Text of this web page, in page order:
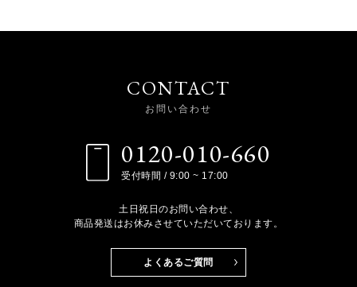
CONTACT
お問い合わせ
0120-010-660
受付時間 / 9:00 ~ 17:00
土日祝日のお問い合わせ、
商品発送はお休みさせていただいております。
よくあるご質問